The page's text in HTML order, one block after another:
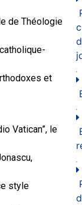
de Théologie
et
Vatican”, le
style